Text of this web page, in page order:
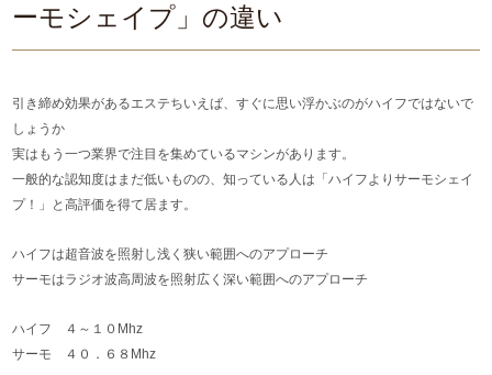
ーモシェイプ」の違い
引き締め効果があるエステちいえば、すぐに思い浮かぶのがハイフではないで
しょうか
実はもう一つ業界で注目を集めているマシンがあります。
一般的な認知度はまだ低いものの、知っている人は「ハイフよりサーモシェイ
プ！」と高評価を得て居ます。
ハイフは超音波を照射し浅く狭い範囲へのアプローチ
サーモはラジオ波高周波を照射広く深い範囲へのアプローチ
ハイフ ４～１０Mhz
サーモ ４０．６８Mhz